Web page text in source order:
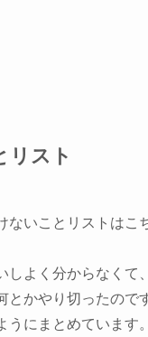
リスト
いことリストはこ
よく分からなくて
とかやり切ったの
にまとめています。